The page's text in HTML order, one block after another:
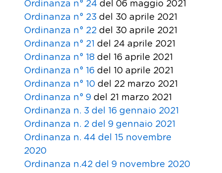
Ordinanza n° 24 del 06 maggio 2021
Ordinanza n° 23 del 30 aprile 2021
Ordinanza n° 22 del 30 aprile 2021
Ordinanza n° 21 del 24 aprile 2021
Ordinanza n° 18 del 16 aprile 2021
Ordinanza n° 16 del 10 aprile 2021
Ordinanza n° 10 del 22 marzo 2021
Ordinanza n° 9 del 21 marzo 2021
Ordinanza n. 3 del 16 gennaio 2021
Ordinanza n. 2 del 9 gennaio 2021
Ordinanza n. 44 del 15 novembre
2020
Ordinanza n.42 del 9 novembre 2020